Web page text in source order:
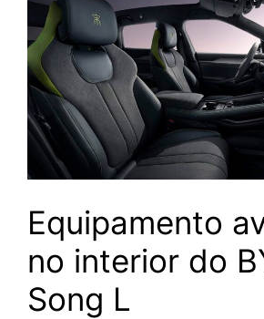
Equipamento
no interior do
Song L